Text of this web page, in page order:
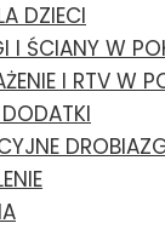
DZIECI
I ŚCIANY W
I RTV W